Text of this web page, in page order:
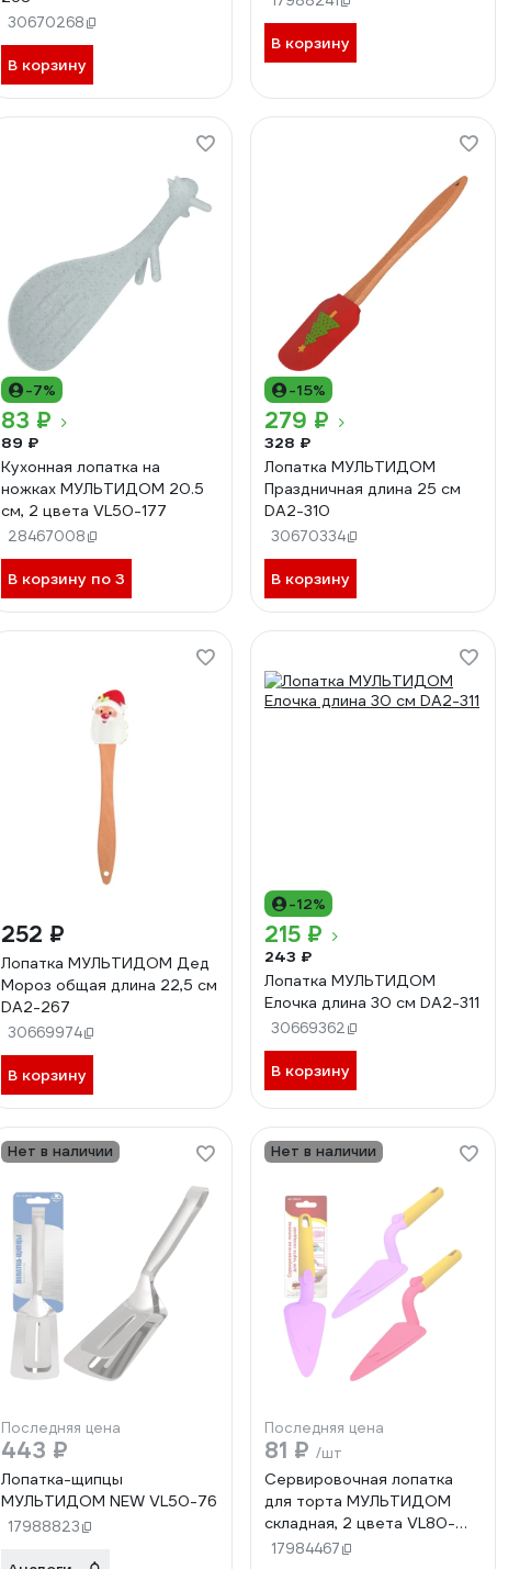
30670268
В корзину
В корзину
-7%
83 ₽
89 ₽
Кухонная лопатка на
ножках МУЛЬТИДОМ 20.5
см, 2 цвета VL50-177
28467008
В корзину по 3
-15%
279 ₽
328 ₽
Лопатка МУЛЬТИДОМ
Праздничная длина 25 см
DA2-310
30670334
В корзину
252 ₽
Лопатка МУЛЬТИДОМ Дед
Мороз общая длина 22,5 см
DA2-267
30669974
В корзину
-12%
215 ₽
243 ₽
Лопатка МУЛЬТИДОМ
Елочка длина 30 см DA2-311
30669362
В корзину
Нет в наличии
Последняя цена
443 ₽
Лопатка-щипцы
МУЛЬТИДОМ NEW VL50-76
17988823
Нет в наличии
Последняя цена
81 ₽ /шт
Сервировочная лопатка
для торта МУЛЬТИДОМ
складная, 2 цвета VL80-
323
17984467